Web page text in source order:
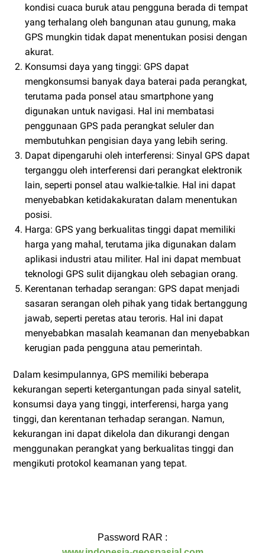
kondisi cuaca buruk atau pengguna berada di tempat
yang terhalang oleh bangunan atau gunung, maka
GPS mungkin tidak dapat menentukan posisi dengan
akurat.
Konsumsi daya yang tinggi: GPS dapat
mengkonsumsi banyak daya baterai pada perangkat,
terutama pada ponsel atau smartphone yang
digunakan untuk navigasi. Hal ini membatasi
penggunaan GPS pada perangkat seluler dan
membutuhkan pengisian daya yang lebih sering.
Dapat dipengaruhi oleh interferensi: Sinyal GPS dapat
terganggu oleh interferensi dari perangkat elektronik
lain, seperti ponsel atau walkie-talkie. Hal ini dapat
menyebabkan ketidakakuratan dalam menentukan
posisi.
Harga: GPS yang berkualitas tinggi dapat memiliki
harga yang mahal, terutama jika digunakan dalam
aplikasi industri atau militer. Hal ini dapat membuat
teknologi GPS sulit dijangkau oleh sebagian orang.
Kerentanan terhadap serangan: GPS dapat menjadi
sasaran serangan oleh pihak yang tidak bertanggung
jawab, seperti peretas atau teroris. Hal ini dapat
menyebabkan masalah keamanan dan menyebabkan
kerugian pada pengguna atau pemerintah.
Dalam kesimpulannya, GPS memiliki beberapa
kekurangan seperti ketergantungan pada sinyal satelit,
konsumsi daya yang tinggi, interferensi, harga yang
tinggi, dan kerentanan terhadap serangan. Namun,
kekurangan ini dapat dikelola dan dikurangi dengan
menggunakan perangkat yang berkualitas tinggi dan
mengikuti protokol keamanan yang tepat.
Password RAR :